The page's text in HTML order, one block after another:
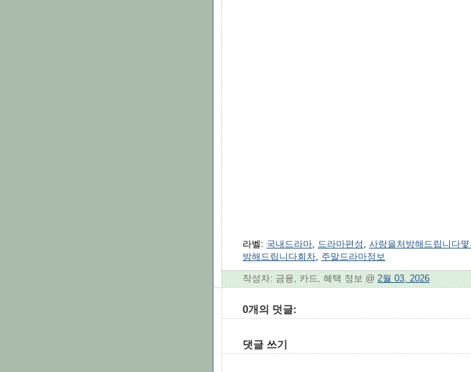
라벨: 국내드라마, 드라마편성 , 사랑을처방해드립니다
방해드립니다회차, 주말드라마정보
작성자: 금융, 카드, 혜택 정보 @ 2월 03, 2026
0개의 덧글:
댓글 쓰기